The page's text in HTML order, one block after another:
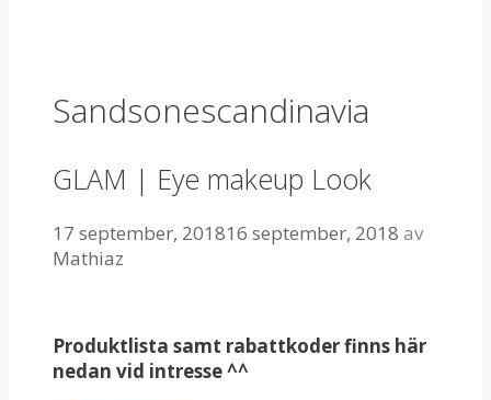
Sandsonescandinavia
GLAM | Eye makeup Look
17 september, 201816 september, 2018 av
Mathiaz
Produktlista samt rabattkoder finns här
nedan vid intresse ^^